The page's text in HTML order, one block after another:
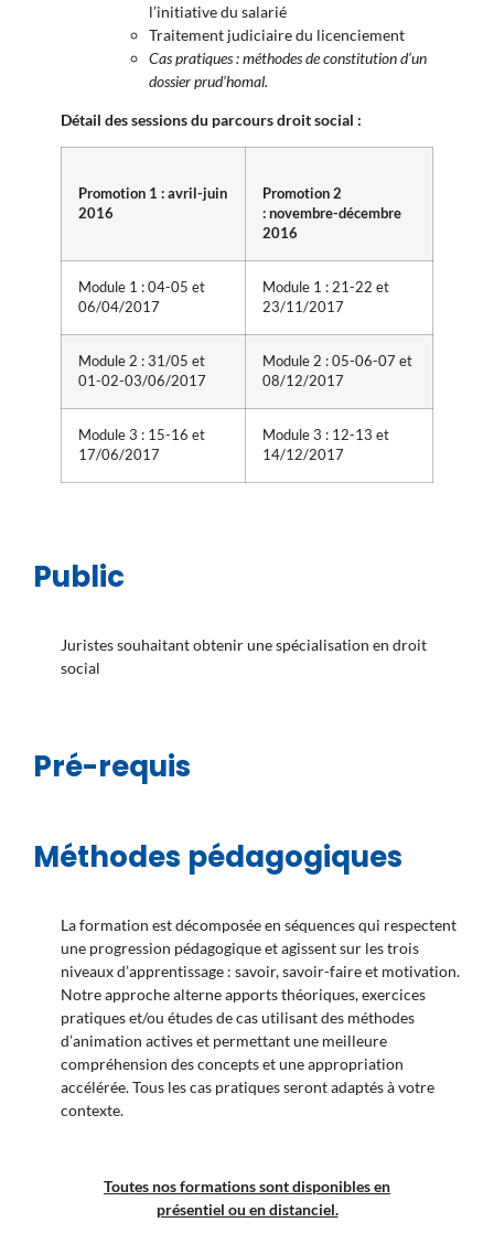
l’initiative du salarié
Traitement judiciaire du licenciement
Cas pratiques : méthodes de constitution d’un
dossier prud’homal.
Détail des sessions du parcours droit social :
Promotion 1 : avril-juin
2016
Promotion 2
: novembre-décembre
2016
Module 1 : 04-05 et
06/04/2017
Module 1 : 21-22 et
23/11/2017
Module 2 : 31/05 et
01-02-03/06/2017
Module 2 : 05-06-07 et
08/12/2017
Module 3 : 15-16 et
17/06/2017
Module 3 : 12-13 et
14/12/2017
Public
Juristes souhaitant obtenir une spécialisation en droit
social
Pré-requis
Méthodes pédagogiques
La formation est décomposée en séquences qui respectent
une progression pédagogique et agissent sur les trois
niveaux d’apprentissage : savoir, savoir-faire et motivation.
Notre approche alterne apports théoriques, exercices
pratiques et/ou études de cas utilisant des méthodes
d’animation actives et permettant une meilleure
compréhension des concepts et une appropriation
accélérée. Tous les cas pratiques seront adaptés à votre
contexte.
Toutes nos formations sont disponibles en
présentiel ou en distanciel.